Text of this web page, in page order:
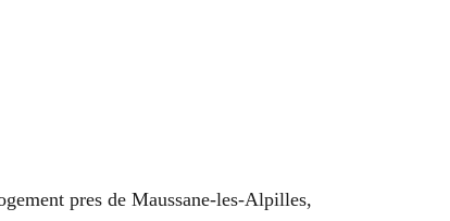
pres de Maussane-les-Alpilles,